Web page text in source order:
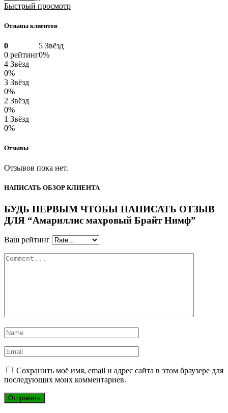
Быстрый просмотр
Отзывы клиентов
0
0 рейтинг
5 Звёзд
0%
4 Звёзд
0%
3 Звёзд
0%
2 Звёзд
0%
1 Звёзд
0%
Отзывы
Отзывов пока нет.
НАПИСАТЬ ОБЗОР КЛИЕНТА
БУДЬ ПЕРВЫМ ЧТОБЫ НАПИСАТЬ ОТЗЫВ
ДЛЯ “Амариллис махровый Брайт Нимф”
Ваш рейтинг
Сохранить моё имя, email и адрес сайта в этом браузере для
последующих моих комментариев.